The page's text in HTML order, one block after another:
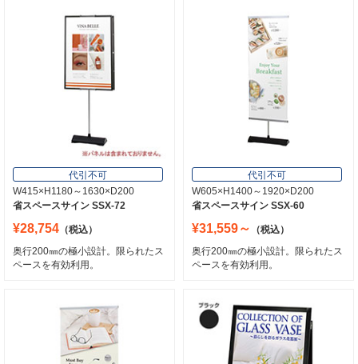
代引不可
W415×H1180～1630×D200
省スペースサイン SSX-72
¥28,754 （税込）
奥行200㎜の極小設計。限られたス
ペースを有効利用。
代引不可
W605×H1400～1920×D200
省スペースサイン SSX-60
¥31,559～
（税込）
奥行200㎜の極小設計。限られたス
ペースを有効利用。